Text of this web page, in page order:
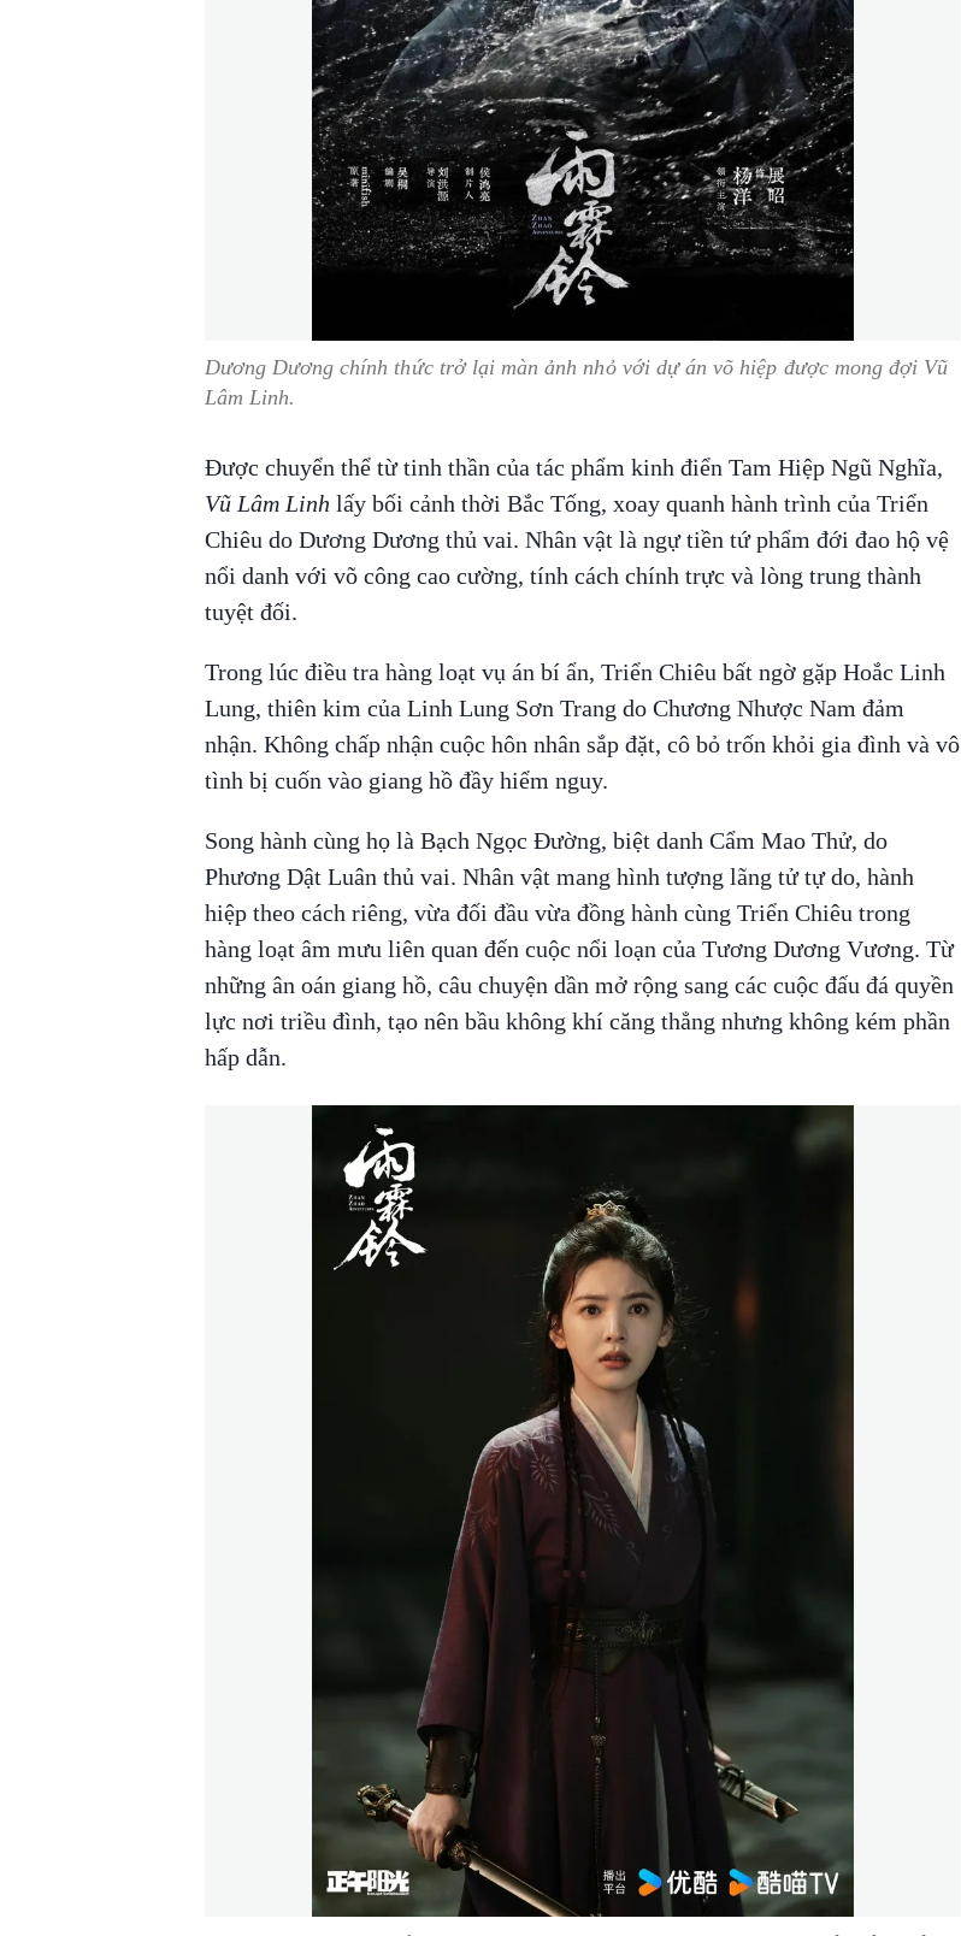
Dương Dương chính thức trở lại màn ảnh nhỏ với dự án võ hiệp được mong đợi Vũ
Lâm Linh.
Được chuyển thể từ tinh thần của tác phẩm kinh điển Tam Hiệp Ngũ Nghĩa,
Vũ Lâm Linh lấy bối cảnh thời Bắc Tống, xoay quanh hành trình của Triển
Chiêu do Dương Dương thủ vai. Nhân vật là ngự tiền tứ phẩm đới đao hộ vệ
nổi danh với võ công cao cường, tính cách chính trực và lòng trung thành
tuyệt đối.
Trong lúc điều tra hàng loạt vụ án bí ẩn, Triển Chiêu bất ngờ gặp Hoắc Linh
Lung, thiên kim của Linh Lung Sơn Trang do Chương Nhược Nam đảm
nhận. Không chấp nhận cuộc hôn nhân sắp đặt, cô bỏ trốn khỏi gia đình và vô
tình bị cuốn vào giang hồ đầy hiểm nguy.
Song hành cùng họ là Bạch Ngọc Đường, biệt danh Cẩm Mao Thử, do
Phương Dật Luân thủ vai. Nhân vật mang hình tượng lãng tử tự do, hành
hiệp theo cách riêng, vừa đối đầu vừa đồng hành cùng Triển Chiêu trong
hàng loạt âm mưu liên quan đến cuộc nổi loạn của Tương Dương Vương. Từ
những ân oán giang hồ, câu chuyện dần mở rộng sang các cuộc đấu đá quyền
lực nơi triều đình, tạo nên bầu không khí căng thẳng nhưng không kém phần
hấp dẫn.